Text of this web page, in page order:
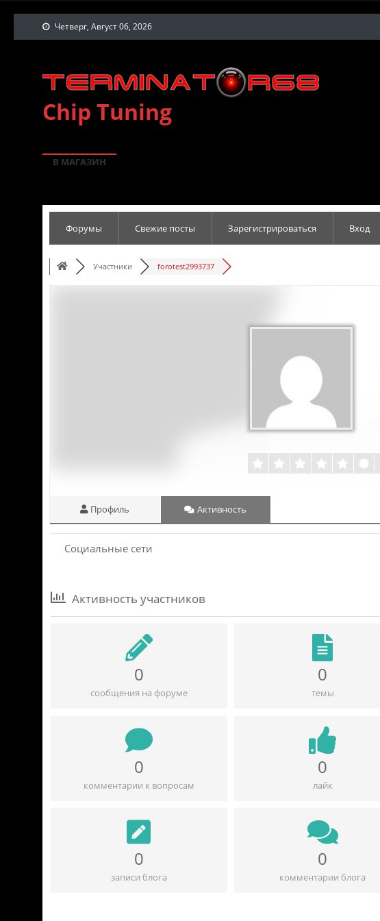
Четверг, Август 06, 2026
Chip Tuning
В МАГАЗИН
Форумы Свежие посты Зарегистрироваться Вход
Участники forotest2993737
Профиль Активность
Социальные сети
Активность участников
0
сообщения на форуме
0
темы
0
комментарии к вопросам
0
лайк
0
записи блога
0
комментарии блога